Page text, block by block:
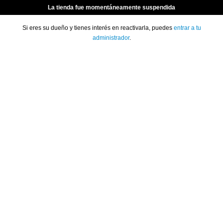
La tienda fue momentáneamente suspendida
Si eres su dueño y tienes interés en reactivarla, puedes entrar a tu
administrador.